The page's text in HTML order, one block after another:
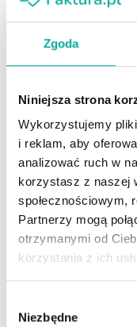
Zgoda
Niniejsza strona
Wykorzystujemy
i reklam, aby
analizować ruch w
korzystasz z naszej
społecznościowym,
Partnerzy mogą
otrzymanymi od
korzystania z ich
zgody
Niezbędne
Dlaczego zmiany
konieczne
konfiskatą) budzi
się z poważnym